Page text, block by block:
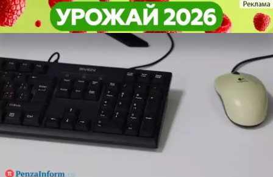
47-летний шемышеец привлекал
к себе внимание порноснимками
Криминал 47-летний шемышеец привлекал
к себе внимание порноснимками
Криминал
Другие новости по
теме
Погода и курсы
валют в Пензе